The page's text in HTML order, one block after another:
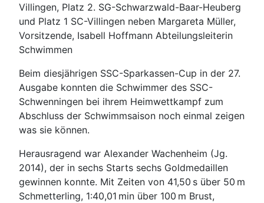
Villingen, Platz 2. SG-Schwarzwald-Baar-Heuberg
und Platz 1 SC-Villingen neben Margareta Müller,
Vorsitzende, Isabell Hoffmann Abteilungsleiterin
Schwimmen
Beim diesjährigen SSC-Sparkassen-Cup in der 27.
Ausgabe konnten die Schwimmer des SSC-
Schwenningen bei ihrem Heimwettkampf zum
Abschluss der Schwimmsaison noch einmal zeigen
was sie können.
Herausragend war Alexander Wachenheim (Jg.
2014), der in sechs Starts sechs Goldmedaillen
gewinnen konnte. Mit Zeiten von 41,50 s über 50 m
Schmetterling, 1:40,01 min über 100 m Brust,